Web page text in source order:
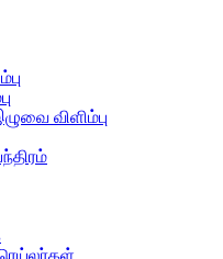
விளிம்பு